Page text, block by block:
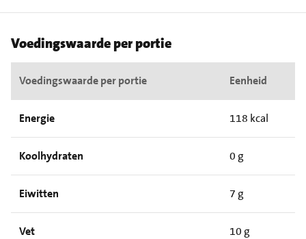
Voedingswaarde per portie
Voedingswaarde per portie Eenheid
Energie 118 kcal
Koolhydraten 0 g
Eiwitten 7 g
Vet 10 g